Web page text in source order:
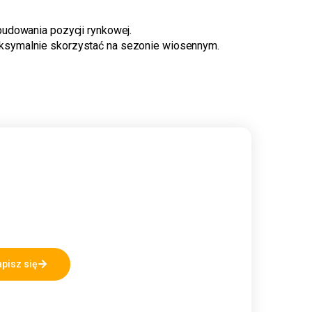
pozycji rynkowej.
skorzystać na sezonie wiosennym.
się